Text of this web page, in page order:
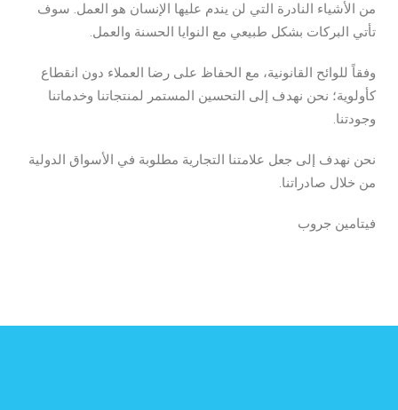
من الأشياء النادرة التي لن يندم عليها الإنسان هو العمل. سوف
تأتي البركات بشكل طبيعي مع النوايا الحسنة والعمل.
وفقاً للوائح القانونية، مع الحفاظ على رضا العملاء دون انقطاع
كأولوية؛ نحن نهدف إلى التحسين المستمر لمنتجاتنا وخدماتنا
وجودتنا.
نحن نهدف إلى جعل علامتنا التجارية مطلوبة في الأسواق الدولية
من خلال صادراتنا.
فيتامين جروب